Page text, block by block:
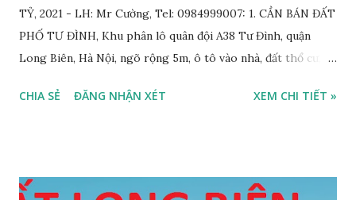
TỶ, 2021 - LH: Mr Cường, Tel: 0984999007: 1. CẦN BÁN ĐẤT
PHỐ TƯ ĐÌNH, Khu phân lô quân đội A38 Tư Đình, quận
Long Biên, Hà Nội, ngõ rộng 5m, ô tô vào nhà, đất thổ cư,
BÁN: 4.2 TỶ, có thương lượng; 2. CẦN BÁN GẤP đất ngõ 134
564 Nguyễn Văn Cừ, Gia Thụy, ô tô cách 15m, DT 112m2, MT
CHIA SẺ ĐĂNG NHẬN XÉT XEM CHI TIẾT »